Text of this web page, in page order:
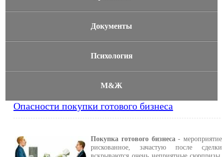
Документы
Психология
М&Ж
Опасности покупки готового бизнеса
Покупка готового бизнеса - мероприятие
рискованное, зачастую после сделки